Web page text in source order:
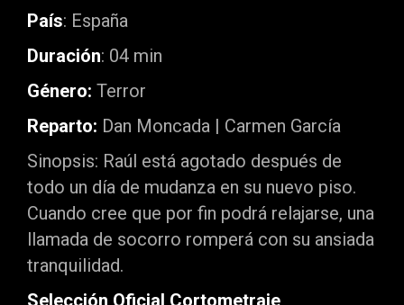
País: España
Duración: 04 min
Género: Terror
Reparto: Dan Moncada | Carmen García
Sinopsis: Raúl está agotado después de
todo un día de mudanza en su nuevo piso.
Cuando cree que por fin podrá relajarse, una
llamada de socorro romperá con su ansiada
tranquilidad.
Selección Oficial Cortometraje